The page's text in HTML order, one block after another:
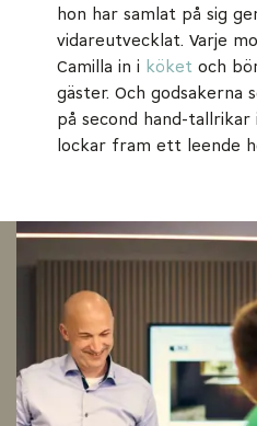
hon har samlat på sig
vidareutvecklat. Varje
Camilla in i köket och
gäster. Och godsakerna
på second hand-
lockar fram ett leende